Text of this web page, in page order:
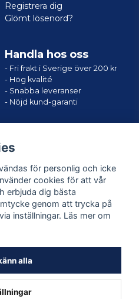
Registrera dig
Glömt lösenord?
Handla hos oss
- Fri frakt i Sverige över 200 kr
- Hög kvalité
- Snabba leveranser
- Nöjd kund-garanti
för personlig och icke
cookies för att vår
erbjuda dig bästa
genom att trycka på
inställningar. Läs mer om
alla